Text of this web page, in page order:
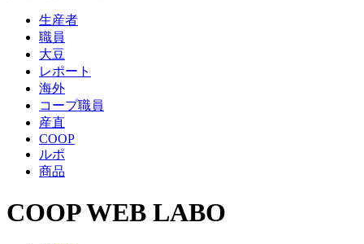
生産者
職員
大豆
レポート
海外
コープ職員
産直
COOP
ルポ
商品
COOP WEB LABO